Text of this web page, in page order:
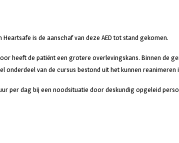
is de aanschaf van deze AED tot stand gekomen.
heeft de patiënt een grotere overlevingskans. Binnen de
van de cursus bestond uit het kunnen reanimeren
per dag bij een noodsituatie door deskundig opgeleid